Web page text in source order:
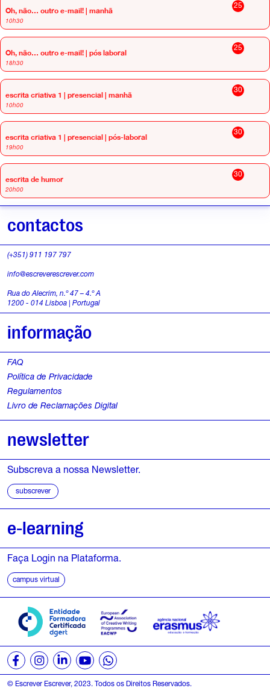
25
Oh, não… outro e-mail! | manhã
10h30
25
Oh, não… outro e-mail! | pós laboral
18h30
30
escrita criativa 1 | presencial | manhã
10h00
30
escrita criativa 1 | presencial | pós-laboral
19h00
30
escrita de humor
20h00
contactos
(+351) 911 197 797
info@escreverescrever.com
Rua do Alecrim, n.º 47 – 4.º A
1200 - 014 Lisboa | Portugal
informação
FAQ
Política de Privacidade
Regulamentos
Livro de Reclamações Digital
newsletter
Subscreva a nossa Newsletter.
subscrever
e-learning
Faça Login na Plataforma.
campus virtual
© Escrever Escrever, 2023. Todos os Direitos Reservados.